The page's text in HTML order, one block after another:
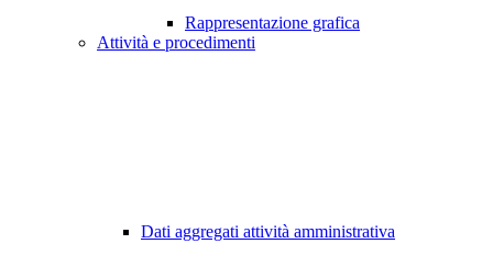
Rappresentazione grafica
Attività e procedimenti
Dati aggregati attività amministrativa